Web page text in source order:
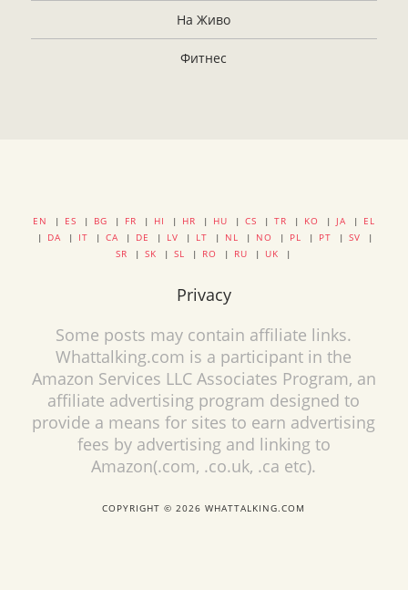
На Живо
Фитнес
EN | ES | BG | FR | HI | HR | HU | CS | TR | KO | JA | EL
| DA | IT | CA | DE | LV | LT | NL | NO | PL | PT | SV |
SR | SK | SL | RO | RU | UK |
Privacy
Some posts may contain affiliate links.
Whattalking.com is a participant in the
Amazon Services LLC Associates Program, an
affiliate advertising program designed to
provide a means for sites to earn advertising
fees by advertising and linking to
Amazon(.com, .co.uk, .ca etc).
COPYRIGHT © 2026 WHATTALKING.COM